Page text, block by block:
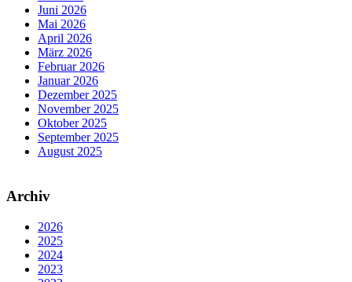
Juni 2026
Mai 2026
April 2026
März 2026
Februar 2026
Januar 2026
Dezember 2025
November 2025
Oktober 2025
September 2025
August 2025
Archiv
2026
2025
2024
2023